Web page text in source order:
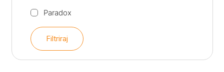
Paradox
Filtriraj